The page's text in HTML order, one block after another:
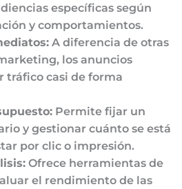
específicas según
y comportamientos.
A diferencia de otras
los anuncios
tráfico casi de forma
Permite fijar un
y gestionar cuánto se está
por clic o impresión.
Ofrece herramientas de
el rendimiento de las